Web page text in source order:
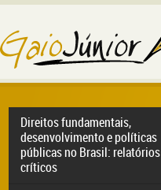
Direitos fundamentais,
desenvolvimento e políticas
públicas no Brasil: relatórios
críticos